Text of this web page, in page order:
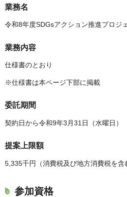
業務名
令和8年度SDGsアクション推進プロジ
業務内容
仕様書のとおり
※仕様書は本ページ下部に掲載
委託期間
契約日から令和9年3月31日（水曜日）
提案上限額
5,335千円（消費税及び地方消費税を含
参加資格